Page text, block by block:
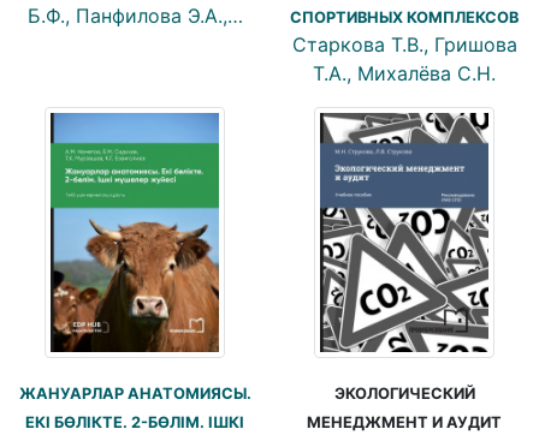
Б.Ф., Панфилова Э.А.,…
СПОРТИВНЫХ КОМПЛЕКСОВ
Старкова Т.В., Гришова
Т.А., Михалёва С.Н.
ЖАНУАРЛАР АНАТОМИЯСЫ.
ЕКІ БӨЛІКТЕ. 2-БӨЛІМ. IШКI
ЭКОЛОГИЧЕСКИЙ
МЕНЕДЖМЕНТ И АУДИТ